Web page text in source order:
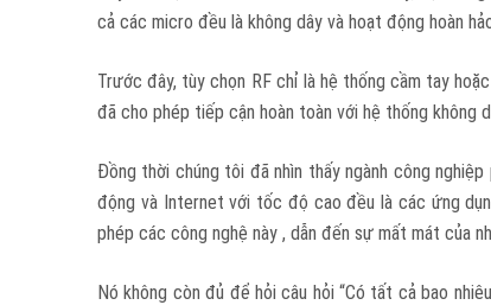
cả các micro đều là không dây và hoạt động hoàn
Trước đây, tùy chọn RF chỉ là hệ thống cầm tay
đã cho phép tiếp cận hoàn toàn với hệ thống không
Đồng thời chúng tôi đã nhìn thấy ngành công
động và Internet với tốc độ cao đều là các ứng
phép các công nghệ này , dẫn đến sự mất mát của
Nó không còn đủ để hỏi câu hỏi “Có tất cả bao